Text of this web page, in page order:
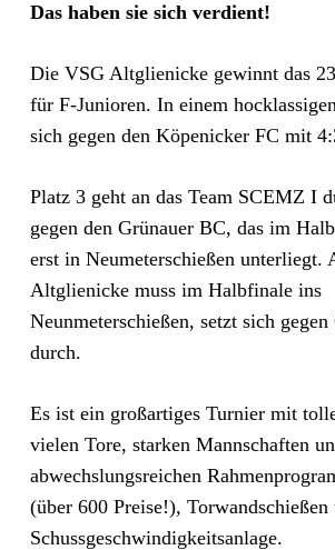
Das haben sie sich verdient!
Die VSG Altglienicke gewinnt das
für F-Junioren. In einem
sich gegen den Köpenicker FC mit
Platz 3 geht an das Team SCEMZ I
gegen den Grünauer BC, das im
erst in Neumeterschießen unterliegt.
Altglienicke muss im Halbfinale ins
Neunmeterschießen, setzt sich
durch.
Es ist ein großartiges Turnier mit
vielen Tore, starken Mannschaften
abwechslungsreichen
(über 600 Preise!), Torwandschießen
Schussgeschwindigkeitsanlage.